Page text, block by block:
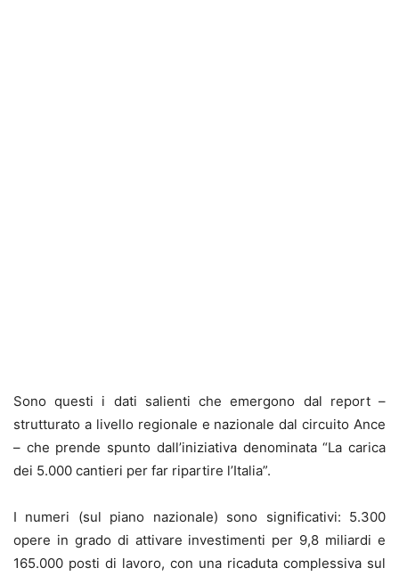
Sono questi i dati salienti che emergono dal report –
strutturato a livello regionale e nazionale dal circuito Ance
– che prende spunto dall’iniziativa denominata “La carica
dei 5.000 cantieri per far ripartire l’Italia”.
I numeri (sul piano nazionale) sono significativi: 5.300
opere in grado di attivare investimenti per 9,8 miliardi e
165.000 posti di lavoro, con una ricaduta complessiva sul